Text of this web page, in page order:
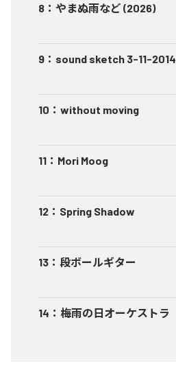
8 ： やまぬ雨など (2026)
9 ： sound sketch 3-11-2014
10 ： without moving
11 ： Mori Moog
12 ： Spring Shadow
13 ： 段ボールギター
14 ： 梅雨の日オーケストラ